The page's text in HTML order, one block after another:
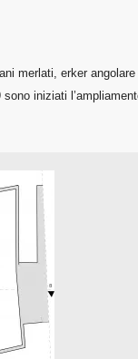
merlati, erker
iniziati